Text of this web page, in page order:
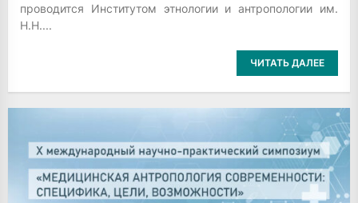
проводится Институтом этнологии и антропологии им.
Н.Н....
ЧИТАТЬ ДАЛЕЕ